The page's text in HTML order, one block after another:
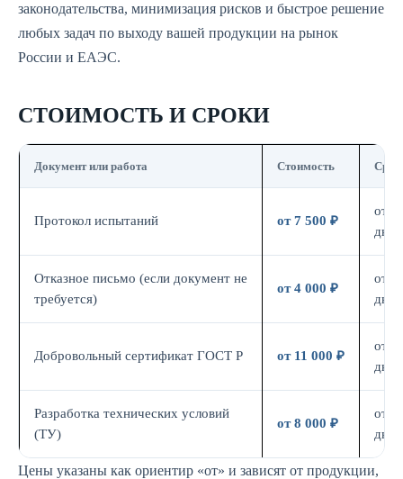
законодательства, минимизация рисков и быстрое решение
любых задач по выходу вашей продукции на рынок
России и ЕАЭС.
СТОИМОСТЬ И СРОКИ
Документ или работа Стоимость Срок
Протокол испытаний от 7 500 ₽
от 7
дн.
Отказное письмо (если документ не
требуется)
от 4 000 ₽
от 3
дн.
Добровольный сертификат ГОСТ Р от 11 000 ₽
от 7
дн.
Разработка технических условий
(ТУ)
от 8 000 ₽
от 5
дн.
Цены указаны как ориентир «от» и зависят от продукции,